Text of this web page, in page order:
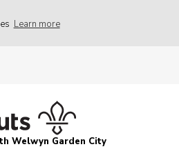
Learn more
Welwyn Garden City